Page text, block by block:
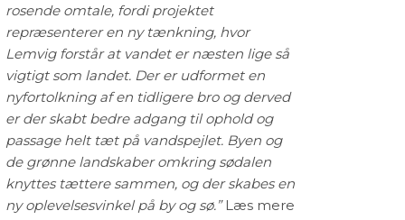
rosende omtale, fordi projektet
repræsenterer en ny tænkning, hvor
Lemvig forstår at vandet er næsten lige så
vigtigt som landet. Der er udformet en
nyfortolkning af en tidligere bro og derved
er der skabt bedre adgang til ophold og
passage helt tæt på vandspejlet. Byen og
de grønne landskaber omkring sødalen
knyttes tættere sammen, og der skabes en
ny oplevelsesvinkel på by og sø.”Læs mere